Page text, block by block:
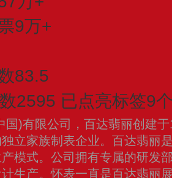
9万+
83.5
2595 已点亮标签9
国)有限公司，百达翡丽创建
立家族制表企业。百达翡丽
模式。公司拥有专属的研发
生产。怀表一直是百达翡丽